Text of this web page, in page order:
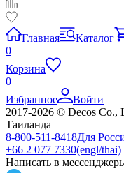
Главная
Каталог
0
Корзина
0
Избранное
Войти
2017-2026 © Decos Co.,
Таиланда
8-800-511-8418Для
+66 2 077 7330(engl/thai)
Написать в